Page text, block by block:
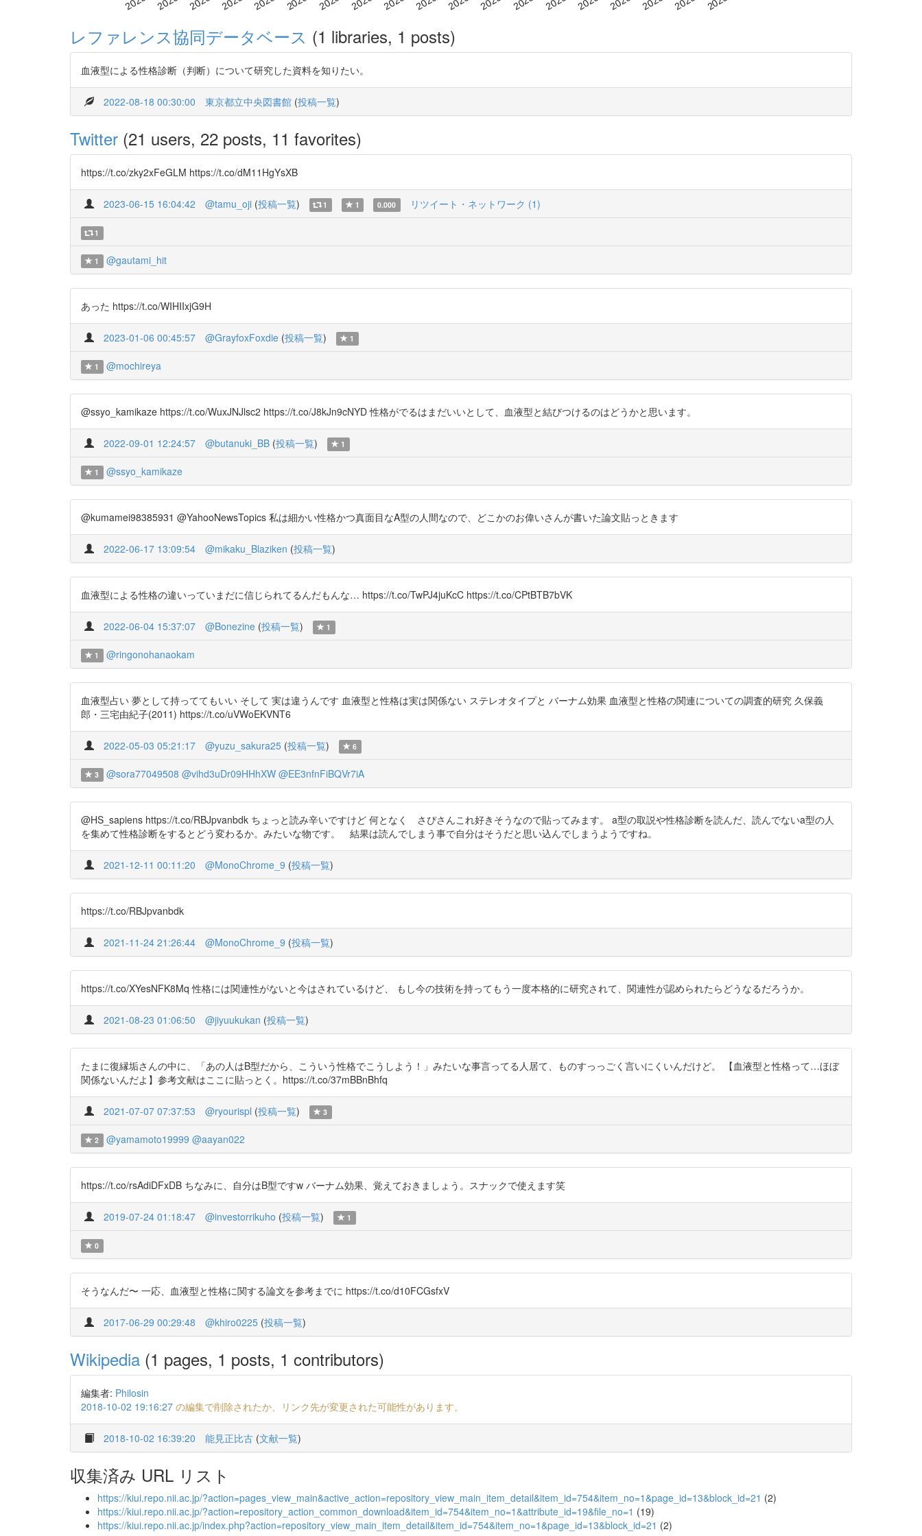
レファレンス協同データベース (1 libraries, 1 posts)
血液型による性格診断（判断）について研究した資料を知りたい。
2022-08-18 00:30:00 東京都立中央図書館 (投稿一覧)
Twitter (21 users, 22 posts, 11 favorites)
https://t.co/zky2xFeGLM https://t.co/dM11HgYsXB
2023-06-15 16:04:42 @tamu_oji (投稿一覧) 1 1 0.000 リツイート・ネットワーク (1)
1
1 @gautami_hit
あった https://t.co/WIHIIxjG9H
2023-01-06 00:45:57 @GrayfoxFoxdie (投稿一覧) 1
1 @mochireya
@ssyo_kamikaze https://t.co/WuxJNJlsc2 https://t.co/J8kJn9cNYD 性格がでるはまだいいとして、血液型と結びつけるのはどうかと思います。
2022-09-01 12:24:57 @butanuki_BB (投稿一覧) 1
1 @ssyo_kamikaze
@kumamei98385931 @YahooNewsTopics 私は細かい性格かつ真面目なA型の人間なので、どこかのお偉いさんが書いた論文貼っときます
2022-06-17 13:09:54 @mikaku_Blaziken (投稿一覧)
血液型による性格の違いっていまだに信じられてるんだもんな… https://t.co/TwPJ4juKcC https://t.co/CPtBTB7bVK
2022-06-04 15:37:07 @Bonezine (投稿一覧) 1
1 @ringonohanaokam
血液型占い 夢として持っててもいい そして 実は違うんです 血液型と性格は実は関係ない ステレオタイプと バーナム効果 血液型と性格の関連についての調査的研究 久保義
郎・三宅由紀子(2011) https://t.co/uVWoEKVNT6
2022-05-03 05:21:17 @yuzu_sakura25 (投稿一覧) 6
3 @sora77049508 @vihd3uDr09HHhXW @EE3nfnFiBQVr7iA
@HS_sapiens https://t.co/RBJpvanbdk ちょっと読み辛いですけど 何となく さぴさんこれ好きそうなので貼ってみます。 a型の取説や性格診断を読んだ、読んでないa型の人
を集めて性格診断をするとどう変わるか。みたいな物です。 結果は読んでしまう事で自分はそうだと思い込んでしまうようですね。
2021-12-11 00:11:20 @MonoChrome_9 (投稿一覧)
https://t.co/RBJpvanbdk
2021-11-24 21:26:44 @MonoChrome_9 (投稿一覧)
https://t.co/XYesNFK8Mq 性格には関連性がないと今はされているけど、 もし今の技術を持ってもう一度本格的に研究されて、関連性が認められたらどうなるだろうか。
2021-08-23 01:06:50 @jiyuukukan (投稿一覧)
たまに復縁垢さんの中に、「あの人はB型だから、こういう性格でこうしよう！」みたいな事言ってる人居て、ものすっっごく言いにくいんだけど。 【血液型と性格って…ほぼ
関係ないんだよ】参考文献はここに貼っとく。https://t.co/37mBBnBhfq
2021-07-07 07:37:53 @ryourispl (投稿一覧) 3
2 @yamamoto19999 @aayan022
https://t.co/rsAdiDFxDB ちなみに、自分はB型ですw バーナム効果、覚えておきましょう。スナックで使えます笑
2019-07-24 01:18:47 @investorrikuho (投稿一覧) 1
0
そうなんだ〜 一応、血液型と性格に関する論文を参考までに https://t.co/d10FCGsfxV
2017-06-29 00:29:48 @khiro0225 (投稿一覧)
Wikipedia (1 pages, 1 posts, 1 contributors)
編集者: Philosin
2018-10-02 19:16:27 の編集で削除されたか、リンク先が変更された可能性があります。
2018-10-02 16:39:20 能見正比古 (文献一覧)
収集済み URL リスト
https://kiui.repo.nii.ac.jp/?action=pages_view_main&active_action=repository_view_main_item_detail&item_id=754&item_no=1&page_id=13&block_id=21 (2)
https://kiui.repo.nii.ac.jp/?action=repository_action_common_download&item_id=754&item_no=1&attribute_id=19&file_no=1 (19)
https://kiui.repo.nii.ac.jp/index.php?action=repository_view_main_item_detail&item_id=754&item_no=1&page_id=13&block_id=21 (2)